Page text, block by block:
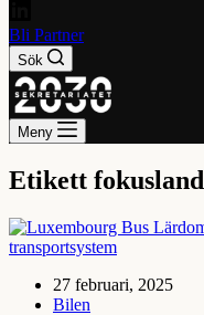
Bli Partner
Sök
Meny
Etikett fokusland
27 februari, 2025
Bilen